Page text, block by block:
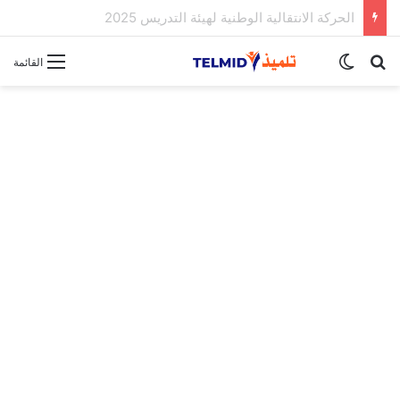
الحركة الانتقالية الوطنية لهيئة التدريس 2025
القائمة بحث عنالوضع المظلم